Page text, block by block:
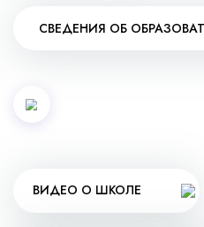
СВЕДЕНИЯ ОБ
ВИДЕО О ШКОЛЕ